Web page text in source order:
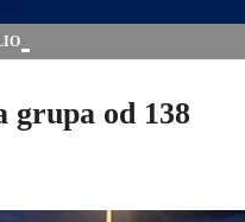
KM ZA
grupa od 138